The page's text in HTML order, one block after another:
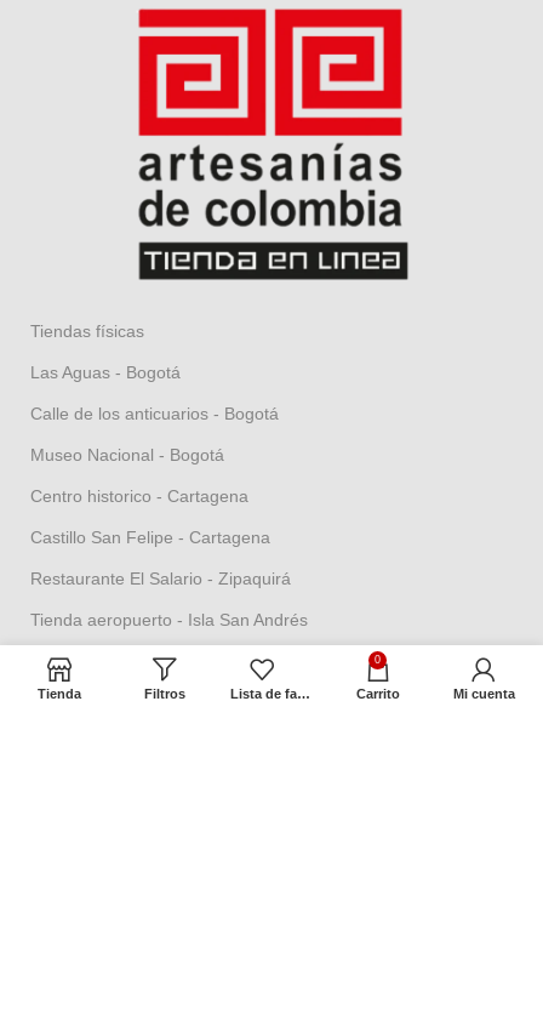
Tiendas físicas
Las Aguas - Bogotá
Calle de los anticuarios - Bogotá
Museo Nacional - Bogotá
Centro historico - Cartagena
Castillo San Felipe - Cartagena
Restaurante El Salario - Zipaquirá
Tienda aeropuerto - Isla San Andrés
Términos y Políticas
Tienda Filtros Lista de favoritos
0
Carrito Mi cuenta